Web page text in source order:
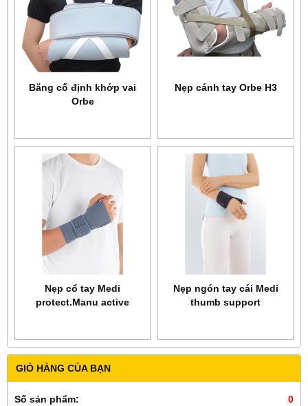
GIỎ HÀNG CỦA BẠN
Số sản phẩm:
0
Băng cố định khớp vai
Orbe
Nẹp cánh tay Orbe H3
Nẹp cổ tay Medi
protect.Manu active
Nẹp ngón tay cái Medi
thumb support